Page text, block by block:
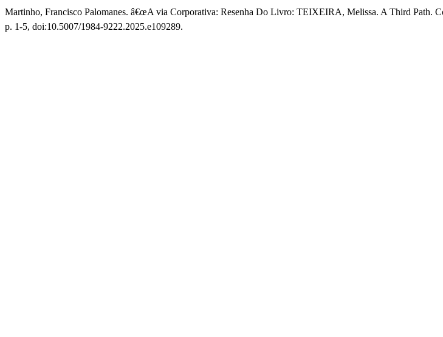
Martinho, Francisco Palomanes. â€œA via Corporativa: Resenha Do Livro: TEIXEIRA, Melissa. A Third Path.
p. 1-5, doi:10.5007/1984-9222.2025.e109289.